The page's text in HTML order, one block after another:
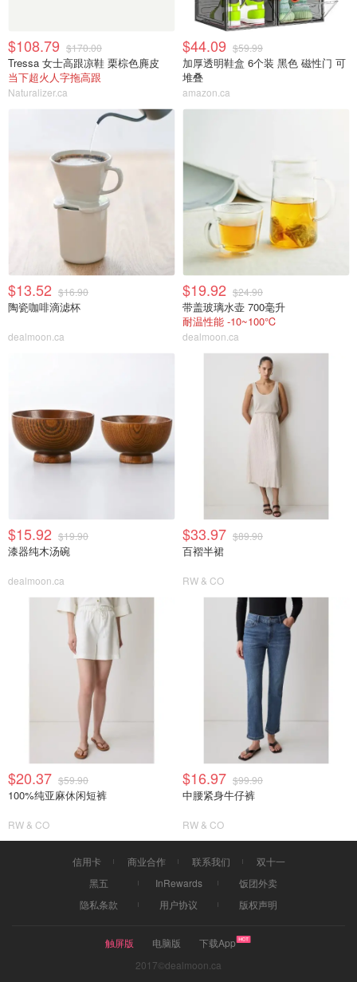
$108.79 $170.00
Tressa 女士高跟凉鞋 栗棕色麂皮
当下超火人字拖高跟
Naturalizer.ca
$44.09 $59.99
加厚透明鞋盒 6个装 黑色 磁性门 可
堆叠
amazon.ca
$13.52 $16.90
陶瓷咖啡滴滤杯
dealmoon.ca
$19.92 $24.90
带盖玻璃水壶 700毫升
耐温性能 -10~100℃
dealmoon.ca
$15.92 $19.90
漆器纯木汤碗
dealmoon.ca
$33.97 $89.90
百褶半裙
RW & CO
$20.37 $59.90
100%纯亚麻休闲短裤
RW & CO
$16.97 $99.90
中腰紧身牛仔裤
RW & CO
信用卡 商业合作 联系我们
双十一
黑五
InRewards
饭团外卖
隐私条款
用户协议 版权声明
触屏版 电脑版
下载App
2017©dealmoon.ca